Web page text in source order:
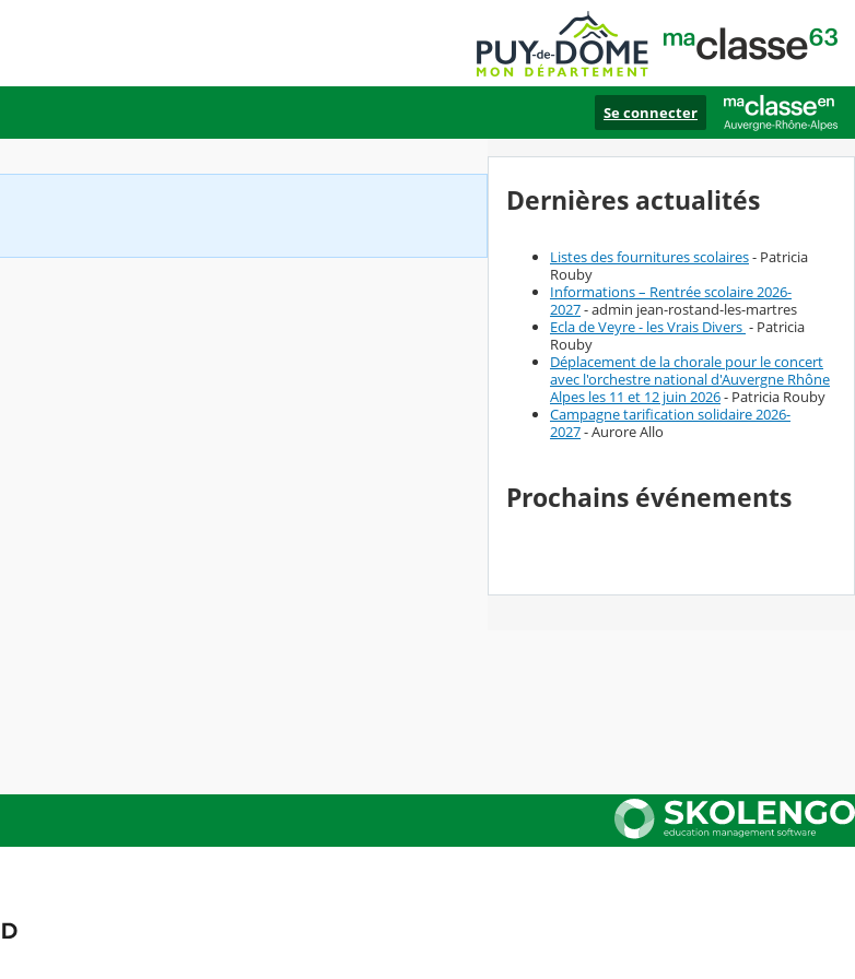
Se connecter
Dernières actualités
Listes des fournitures scolaires- Patricia
Rouby
Informations – Rentrée scolaire 2026-
2027- admin jean-rostand-les-martres
Ecla de Veyre - les Vrais Divers - Patricia
Rouby
Déplacement de la chorale pour le concert
avec l'orchestre national d'Auvergne Rhône
Alpes les 11 et 12 juin 2026- Patricia Rouby
Campagne tarification solidaire 2026-
2027- Aurore Allo
Prochains événements